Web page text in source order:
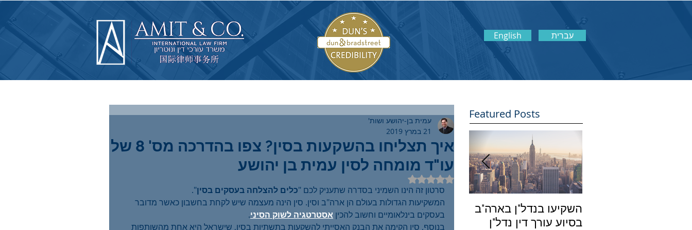
English עברית
איך תצליחו בהשקעות בסין? צפו בהדרכה מס' 8 של
עו"ד מומחה לסין עמית בן יהושע
עמית בן-יהושע ושות'
21 במרץ 2019
דירוג של NaN מתוך 5 כוכבים
סרטון זה הינו השמיני בסדרה שתעניק לכם "כלים להצלחה בעסקים בסין".
המשקיעות הגדולות בעולם הן ארה"ב וסין. סין הינה מעצמה שיש לקחת בחשבון כאשר מדובר
בעסקים בינלאומיים וחשוב להכין אסטרטגיה לשוק הסיני.
בנוסף, סין הקימה את הבנק האסייתי להשקעות בתשתיות בסין, שישראל היא אחת מהשותפות
Featured Posts
השקיעו בנדל"ן בארה"ב
בסיוע עורך דין נדל"ן
מה היא תכנית חמש
השנים לאסטרטגיה
מה היתרונות של יישוב
סכסוכים באופן מקוון -
מדריך: יתרונות ועלויות
של הליך הבוררות בסין